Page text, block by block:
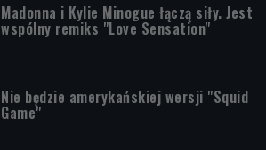
Madonna i Kylie Minogue łączą siły. Jest
wspólny remiks "Love Sensation"
Nie będzie amerykańskiej wersji "Squid
Game"